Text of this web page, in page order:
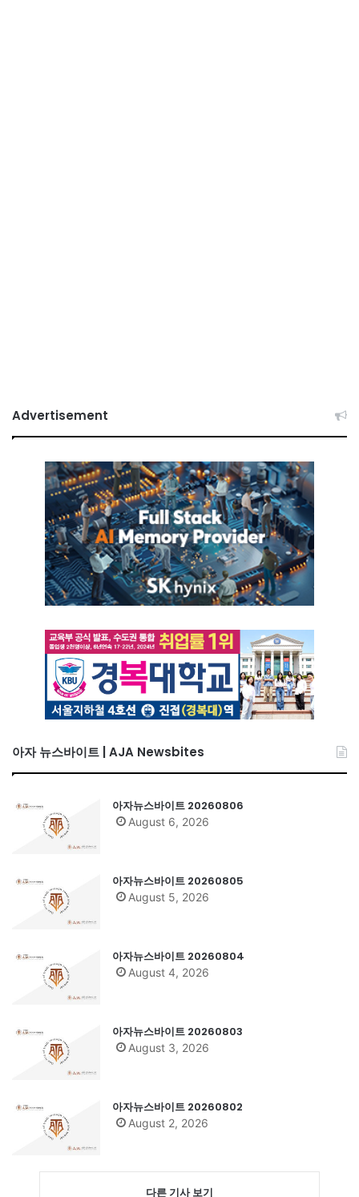
Advertisement
아자 뉴스바이트 | AJA Newsbites
아자뉴스바이트 20260806
August 6, 2026
아자뉴스바이트 20260805
August 5, 2026
아자뉴스바이트 20260804
August 4, 2026
아자뉴스바이트 20260803
August 3, 2026
아자뉴스바이트 20260802
August 2, 2026
다른 기사 보기